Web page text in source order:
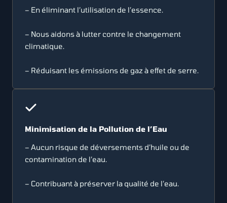
– En éliminant l’utilisation de l’essence.
– Nous aidons à lutter contre le changement
climatique.
– Réduisant les émissions de gaz à effet de serre.
Minimisation de la Pollution de l’Eau
– Aucun risque de déversements d’huile ou de
contamination de l’eau.
– Contribuant à préserver la qualité de l’eau.